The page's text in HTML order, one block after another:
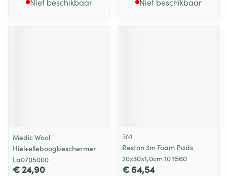
Medic Wool
Hiel+elleboogbeschermer
La0705000
€ 24,90
3M
Reston 3m Foam Pads
20x30x1,0cm 10 1560
€ 64,54